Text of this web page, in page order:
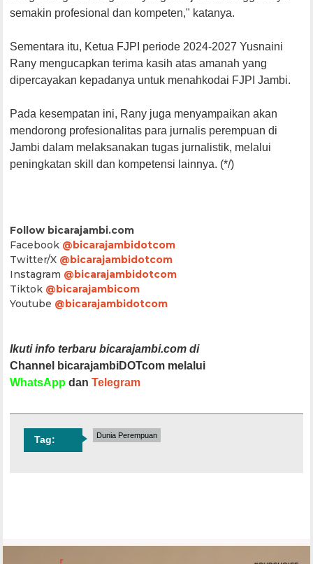
semakin profesional dan kompeten," katanya.
Sementara itu, Ketua FJPI periode 2024-2027 Yusnaini
Rany mengucapkan terima kasih atas amanah yang
dipercayakan kepadanya untuk menahkodai FJPI Jambi.
Pada kesempatan ini, Rany juga menyampaikan akan
mendorong profesionalitas para jurnalis perempuan di
Jambi dalam melaksanakan tugas jurnalistik, melalui
peningkatan skill dan kompetensi lainnya. (*/)
Follow bicarajambi.com
Facebook @bicarajambidotcom
Twitter/X @bicarajambidotcom
Instagram @bicarajambidotcom
Tiktok @bicarajambicom
Youtube @bicarajambidotcom
Ikuti info terbaru bicarajambi.com di
Channel bicarajambiDOTcom melalui
WhatsApp danTelegram
Tag: Dunia Perempuan